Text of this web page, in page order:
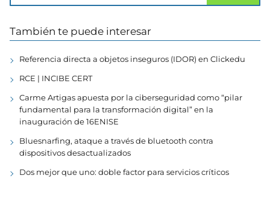
También te puede interesar
Referencia directa a objetos inseguros (IDOR) en Clickedu
RCE | INCIBE CERT
Carme Artigas apuesta por la ciberseguridad como “pilar
fundamental para la transformación digital” en la
inauguración de 16ENISE
Bluesnarfing, ataque a través de bluetooth contra
dispositivos desactualizados
Dos mejor que uno: doble factor para servicios críticos